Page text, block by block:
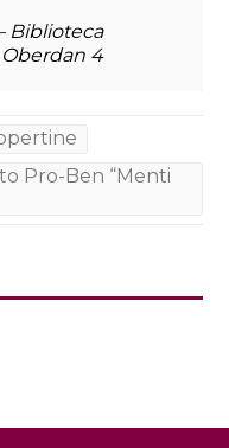
Biblioteca
4
Pro-Ben “Menti